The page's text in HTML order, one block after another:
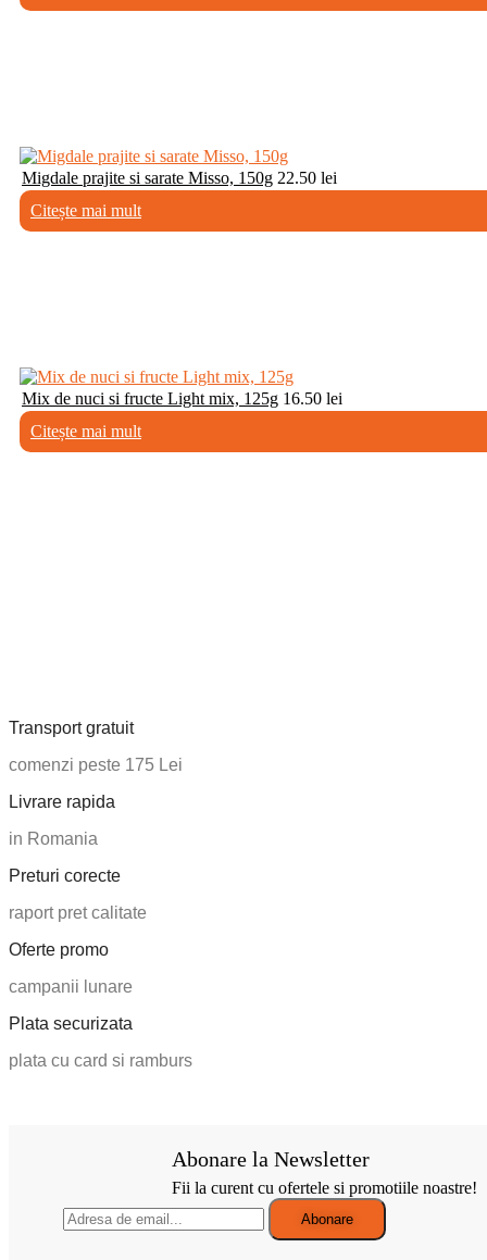
Migdale prajite si sarate Misso, 150g 22.50 lei
Citește mai mult
Mix de nuci si fructe Light mix, 125g 16.50 lei
Citește mai mult
Transport gratuit
comenzi peste 175 Lei
Livrare rapida
in Romania
Preturi corecte
raport pret calitate
Oferte promo
campanii lunare
Plata securizata
plata cu card si ramburs
Abonare la Newsletter
Fii la curent cu ofertele si promotiile noastre!